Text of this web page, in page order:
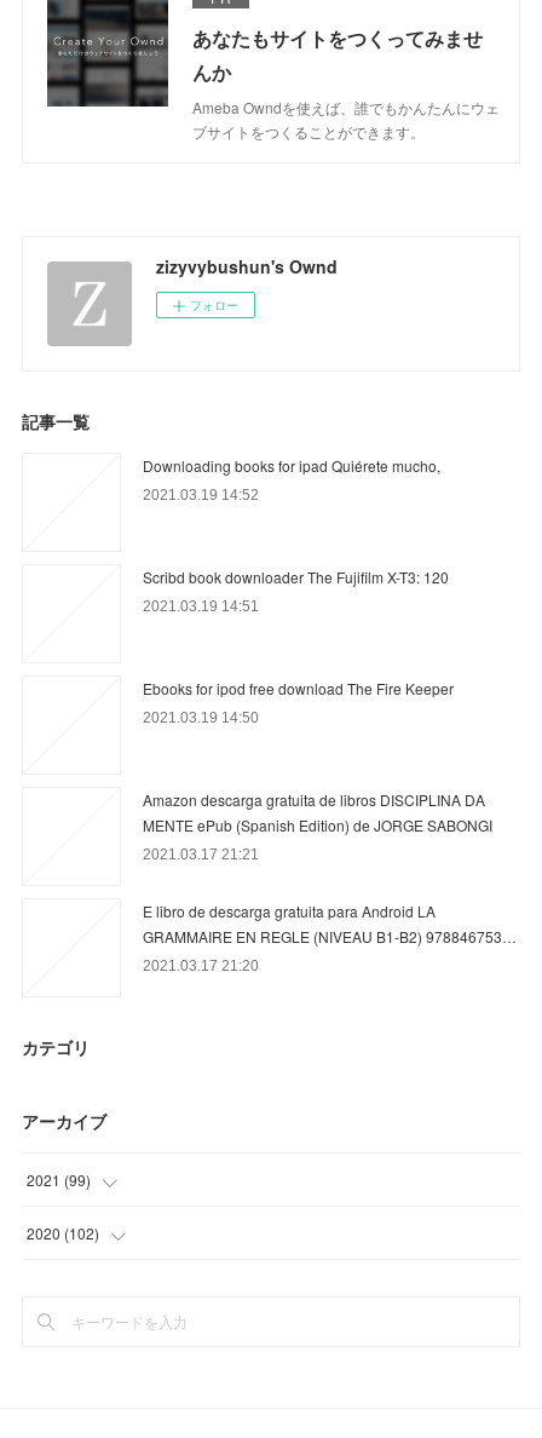
あなたもサイトをつくってみませ
んか
Ameba Owndを使えば、誰でもかんたんにウェ
ブサイトをつくることができます。
zizyvybushun's Ownd
フォロー
記事一覧
Downloading books for ipad Quiérete mucho,
2021.03.19 14:52
Scribd book downloader The Fujifilm X-T3: 120
2021.03.19 14:51
Ebooks for ipod free download The Fire Keeper
2021.03.19 14:50
Amazon descarga gratuita de libros DISCIPLINA DA
MENTE ePub (Spanish Edition) de JORGE SABONGI
2021.03.17 21:21
E libro de descarga gratuita para Android LA
GRAMMAIRE EN REGLE (NIVEAU B1-B2) 978846753…
2021.03.17 21:20
カテゴリ
アーカイブ
2021 (99)
(36
(
2020 (102)
(